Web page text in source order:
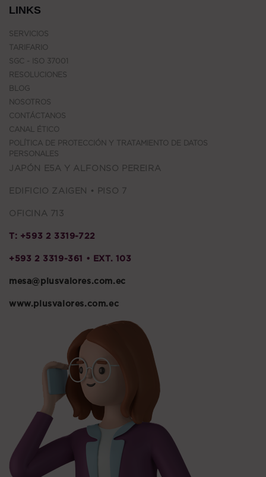
LINKS
SERVICIOS
TARIFARIO
SGC - ISO 37001
RESOLUCIONES
BLOG
NOSOTROS
CONTÁCTANOS
CANAL ÉTICO
POLÍTICA DE PROTECCIÓN Y TRATAMIENTO DE DATOS
PERSONALES
JAPÓN E5A Y ALFONSO PEREIRA
EDIFICIO ZAIGEN • PISO 7
OFICINA 713
T: +593 2 3319-722
+593 2 3319-361 • EXT. 103
mesa@plusvalores.com.ec
www.plusvalores.com.ec